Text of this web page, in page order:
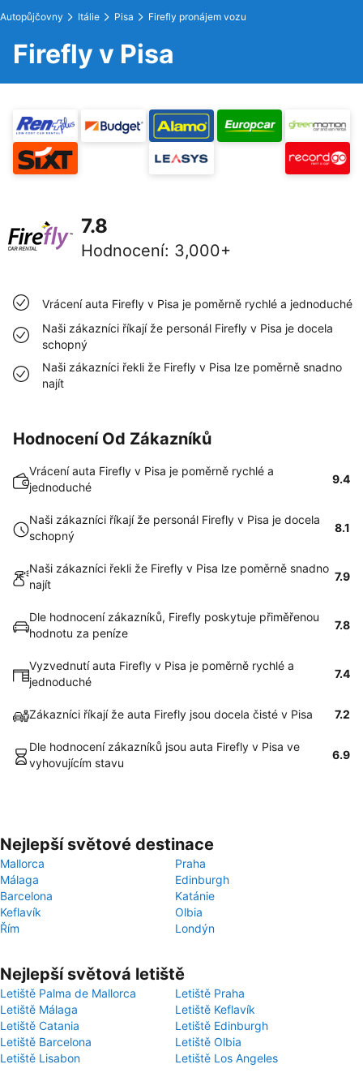
Autopůjčovny Itálie Pisa Firefly pronájem vozu
Firefly v Pisa
7.8
Hodnocení: 3,000+
Vrácení auta Firefly v Pisa je poměrně rychlé a jednoduché
Naši zákazníci říkají že personál Firefly v Pisa je docela
schopný
Naši zákazníci řekli že Firefly v Pisa lze poměrně snadno
najít
Hodnocení Od Zákazníků
Vrácení auta Firefly v Pisa je poměrně rychlé a
jednoduché
9.4
Naši zákazníci říkají že personál Firefly v Pisa je docela
schopný
8.1
Naši zákazníci řekli že Firefly v Pisa lze poměrně snadno
najít
7.9
Dle hodnocení zákazníků, Firefly poskytuje přiměřenou
hodnotu za peníze
7.8
Vyzvednutí auta Firefly v Pisa je poměrně rychlé a
jednoduché
7.4
Zákazníci říkají že auta Firefly jsou docela čisté v Pisa 7.2
Dle hodnocení zákazníků jsou auta Firefly v Pisa ve
vyhovujícím stavu
6.9
Nejlepší světové destinace
Mallorca
Praha
Málaga
Edinburgh
Barcelona
Katánie
Keflavík
Olbia
Řím
Londýn
Nejlepší světová letiště
Letiště Palma de Mallorca
Letiště Praha
Letiště Málaga
Letiště Keflavík
Letiště Catania
Letiště Edinburgh
Letiště Barcelona
Letiště Olbia
Letiště Lisabon
Letiště Los Angeles